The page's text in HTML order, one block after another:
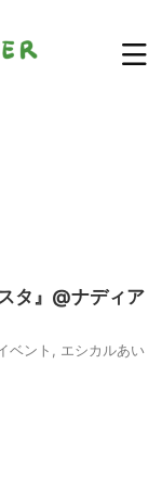
タ』@ナディア
ベント
エシカルあい